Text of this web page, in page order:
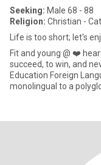
Seeking: Male 68 - 88
Religion: Christian -
Life is too short; let's
Fit and young @ ❤️ heart.
succeed, to win, and never give up. Former NYC Department of
Education Foreign Language HS